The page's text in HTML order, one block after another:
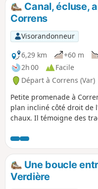
Canal, écluse,
Correns
Visorandonneur
6,29 km
+60 m
2h 00
Facile
Départ à Correns (Var)
Petite promenade à
plan incliné côté droit de
chaux. Il témoigne des
Une boucle
Verdière